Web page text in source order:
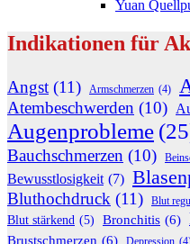
Yuan
Indikationen für
Angst (11) Armschmerzen (4)
Atembeschwerden (10)
Augenprobleme
Bauchschmerzen (10)
Bewusstlosigkeit (7)
Bluthochdruck (11) Blut
Blut stärkend (5) Bronchitis (6)
Brustschmerzen (6) Depression